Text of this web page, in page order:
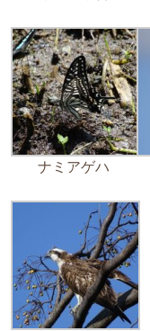
ナミアゲハ